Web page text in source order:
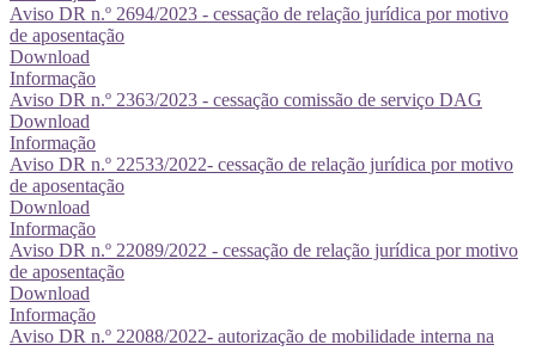
Aviso DR n.º 2694/2023 - cessação de relação jurídica por motivo
de aposentação
Download
Informação
Aviso DR n.º 2363/2023 - cessação comissão de serviço DAG
Download
Informação
Aviso DR n.º 22533/2022- cessação de relação jurídica por motivo
de aposentação
Download
Informação
Aviso DR n.º 22089/2022 - cessação de relação jurídica por motivo
de aposentação
Download
Informação
Aviso DR n.º 22088/2022- autorização de mobilidade interna na